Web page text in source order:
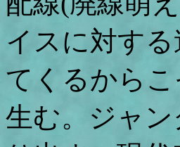
イスに対す
てくるから
生む。ジャ